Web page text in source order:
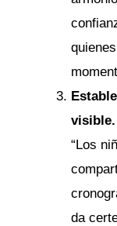
visible.
“Los
da